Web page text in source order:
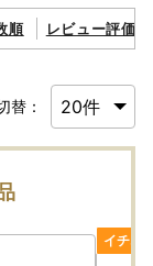
detail/406/
pressrelease/
に申し訳ござ
し上げます。
順 レビュー評価順
替：